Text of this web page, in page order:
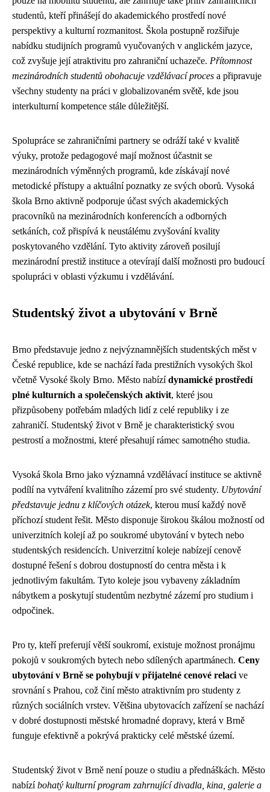
studentů, kteří přinášejí do akademického prostředí nové
perspektivy a kulturní rozmanitost. Škola postupně rozšiřuje
nabídku studijních programů vyučovaných v anglickém jazyce,
což zvyšuje její atraktivitu pro zahraniční uchazeče. Přítomnost
mezinárodních studentů obohacuje vzdělávací proces a připravuje
všechny studenty na práci v globalizovaném světě, kde jsou
interkulturní kompetence stále důležitější.
Spolupráce se zahraničními partnery se odráží také v kvalitě
výuky, protože pedagogové mají možnost účastnit se
mezinárodních výměnných programů, kde získávají nové
metodické přístupy a aktuální poznatky ze svých oborů. Vysoká
škola Brno aktivně podporuje účast svých akademických
pracovníků na mezinárodních konferencích a odborných
setkáních, což přispívá k neustálému zvyšování kvality
poskytovaného vzdělání. Tyto aktivity zároveň posilují
mezinárodní prestiž instituce a otevírají další možnosti pro budoucí
spolupráci v oblasti výzkumu i vzdělávání.
Studentský život a ubytování v Brně
Brno představuje jedno z nejvýznamnějších studentských měst v
České republice, kde se nachází řada prestižních vysokých škol
včetně Vysoké školy Brno. Město nabízídynamické prostředí
plné kulturních a společenských aktivit, které jsou
přizpůsobeny potřebám mladých lidí z celé republiky i ze
zahraničí. Studentský život v Brně je charakteristický svou
pestrostí a možnostmi, které přesahují rámec samotného studia.
Vysoká škola Brno jako významná vzdělávací instituce se aktivně
podílí na vytváření kvalitního zázemí pro své studenty. Ubytování
představuje jednu z klíčových otázek, kterou musí každý nově
příchozí student řešit. Město disponuje širokou škálou možností od
univerzitních kolejí až po soukromé ubytování v bytech nebo
studentských residencích. Univerzitní koleje nabízejí cenově
dostupné řešení s dobrou dostupností do centra města i k
jednotlivým fakultám. Tyto koleje jsou vybaveny základním
nábytkem a poskytují studentům nezbytné zázemí pro studium i
odpočinek.
Pro ty, kteří preferují větší soukromí, existuje možnost pronájmu
pokojů v soukromých bytech nebo sdílených apartmánech. Ceny
ubytování v Brně se pohybují v přijatelné cenové relaci ve
srovnání s Prahou, což činí město atraktivním pro studenty z
různých sociálních vrstev. Většina ubytovacích zařízení se nachází
v dobré dostupnosti městské hromadné dopravy, která v Brně
funguje efektivně a pokrývá prakticky celé městské území.
Studentský život v Brně není pouze o studiu a přednáškách. Město
nabízíbohatý kulturní program zahrnující divadla, kina, galerie a